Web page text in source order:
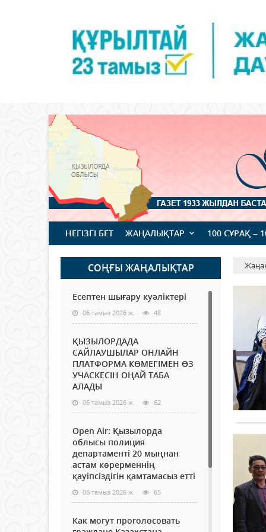
НЕГІЗГІ БЕТ ЖАҢАЛЫҚТАР 100 СҰРАҚ –
СОҢҒЫ ЖАҢАЛЫҚТАР
Есептен шығару куәліктері
06 тамыз 2026 ж. 48
ҚЫЗЫЛОРДАДА
САЙЛАУШЫЛАР ОНЛАЙН
ПЛАТФОРМА КӨМЕГІМЕН ӨЗ
УЧАСКЕСІН ОҢАЙ ТАБА
АЛАДЫ
06 тамыз 2026 ж. 62
Open Air: Қызылорда
облысы полиция
департаменті 20 мыңнан
астам көрерменнің
қауіпсіздігін қамтамасыз етті
06 тамыз 2026 ж. 65
Как могут проголосовать